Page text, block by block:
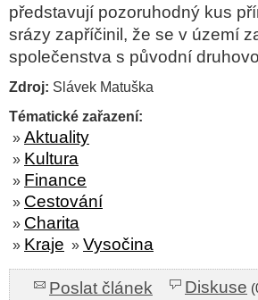
představují pozoruhodný kus
srázy zapříčinil, že se v území
společenstva s původní
Zdroj: Slávek Matuška
Tématické zařazení:
» Aktuality
» Kultura
» Finance
» Cestování
» Charita
» Kraje » Vysočina
Poslat článek Diskuse